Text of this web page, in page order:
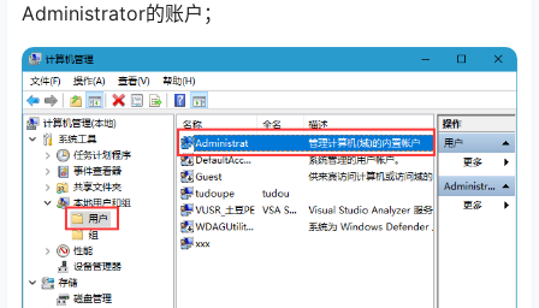
Administrator的账户；